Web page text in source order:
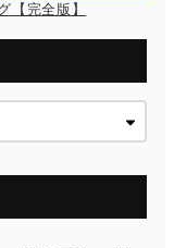
【完全版】